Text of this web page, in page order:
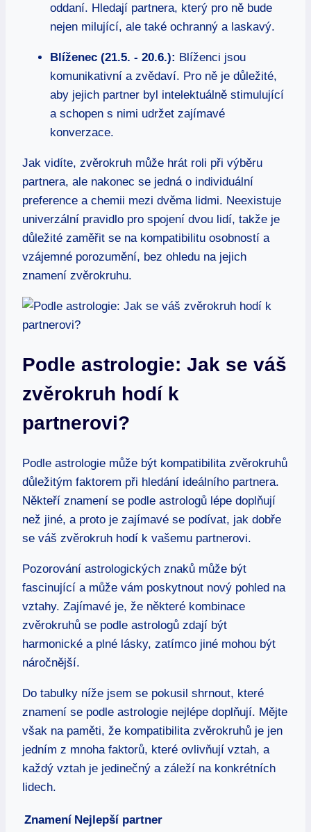
oddaní. Hledají partnera, který ​pro ně bude
nejen milující, ‍ale také⁢ ochranný a⁤ laskavý.
Blíženec (21.5. ​- 20.6.): Blíženci jsou
komunikativní a zvědaví. Pro ⁤ně je důležité,
aby jejich partner byl intelektuálně ⁤stimulující
‌a schopen s nimi udržet ‌zajímavé‌
konverzace.
Jak vidíte, zvěrokruh může hrát roli při výběru
partnera, ale nakonec se jedná‍ o ‍individuální
‍preference‌ a chemii mezi⁤ dvěma lidmi. Neexistuje
univerzální pravidlo‍ pro spojení dvou lidí, takže je
důležité zaměřit se na kompatibilitu osobností a
vzájemné porozumění, bez ohledu na jejich
znamení ⁢zvěrokruhu.
Podle astrologie: Jak ​se váš‌
zvěrokruh ​hodí k
partnerovi?
Podle astrologie může být kompatibilita​ zvěrokruhů
důležitým faktorem při ‍hledání ideálního⁤ partnera.
Někteří znamení se podle astrologů lépe doplňují
než jiné, a ⁣proto ⁤je⁢ zajímavé se podívat, jak dobře
se‌ váš zvěrokruh hodí k​ vašemu partnerovi.
Pozorování astrologických znaků ⁣může být
fascinující⁤ a může vám poskytnout nový⁣ pohled na
vztahy. Zajímavé⁢ je, že některé kombinace
⁤zvěrokruhů‌ se podle astrologů zdají být ​
harmonické ⁢a plné lásky, zatímco ‌jiné mohou být
náročnější.
Do tabulky ⁣níže jsem se pokusil shrnout, které
znamení se podle⁢ astrologie nejlépe ‍doplňují. Mějte
⁤však ⁢na paměti,⁤ že kompatibilita zvěrokruhů je jen
jedním z mnoha ⁢faktorů, které ovlivňují vztah, a
každý ⁢vztah je jedinečný‍ a záleží ⁣na konkrétních
lidech.
Znamení Nejlepší partner